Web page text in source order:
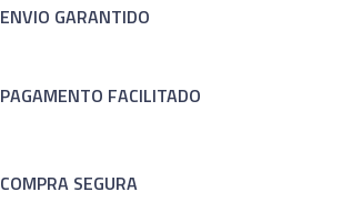
ENVIO GARANTIDO
PAGAMENTO FACILITADO
COMPRA SEGURA